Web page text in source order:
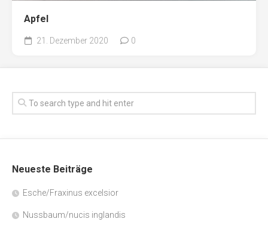
Apfel
21. Dezember 2020 0
Neueste Beiträge
Esche/Fraxinus excelsior
Nussbaum/nucis inglandis